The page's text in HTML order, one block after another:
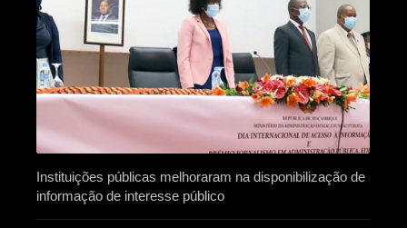
Instituições públicas melhoraram na disponibilização de
informação de interesse público